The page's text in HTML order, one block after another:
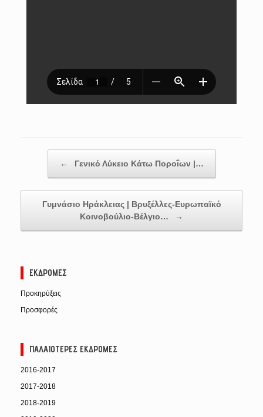
←
Γενικό Λύκειο Κάτω Ποροΐων |…
Γυμνάσιο Ηράκλειας | Βρυξέλλες-Ευρωπαϊκό
Κοινοβούλιο-Βέλγιο…
→
ΕΚΔΡΟΜΈΣ
Προκηρύξεις
Προσφορές
ΠΑΛΑΙΌΤΕΡΕΣ ΕΚΔΡΟΜΈΣ
2016-2017
2017-2018
2018-2019